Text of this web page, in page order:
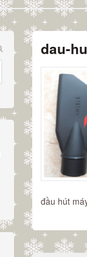
dau-
đầu hút